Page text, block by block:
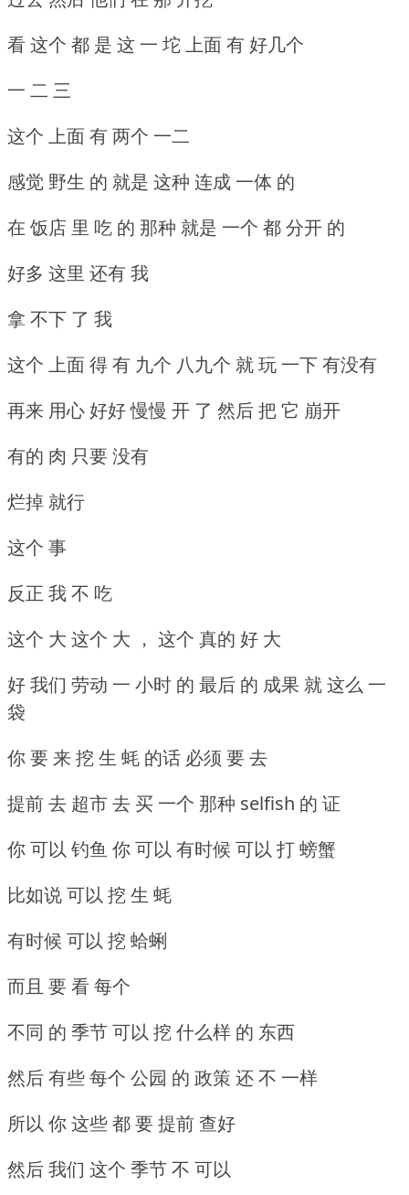
看 这个 都 是 这 一 坨 上面 有 好几个
一 二 三
这个 上面 有 两个 一二
感觉 野生 的 就是 这种 连成 一体 的
在 饭店 里 吃 的 那种 就是 一个 都 分开 的
好多 这里 还有 我
拿 不下 了 我
这个 上面 得 有 九个 八九个 就 玩 一下 有没有
再来 用心 好好 慢慢 开 了 然后 把 它 崩开
有的 肉 只要 没有
烂掉 就行
这个 事
反正 我 不 吃
这个 大 这个 大 ， 这个 真的 好 大
好 我们 劳动 一 小时 的 最后 的 成果 就 这么 一
袋
你 要 来 挖 生 蚝 的话 必须 要 去
提前 去 超市 去 买 一个 那种 selfish 的 证
你 可以 钓鱼 你 可以 有时候 可以 打 螃蟹
比如说 可以 挖 生 蚝
有时候 可以 挖 蛤蜊
而且 要 看 每个
不同 的 季节 可以 挖 什么样 的 东西
然后 有些 每个 公园 的 政策 还 不 一样
所以 你 这些 都 要 提前 查好
然后 我们 这个 季节 不 可以